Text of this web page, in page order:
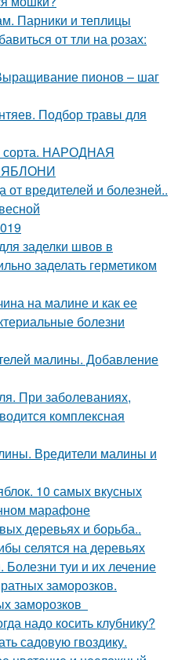
Парники и теплицы
от тли на розах:
пионов – шаг
Подбор травы для
сорта. НАРОДНАЯ
от вредителей и болезней..
заделки швов в
заделать герметиком
на малине и как ее
болезни
малины. Добавление
При заболеваниях,
комплексная
Вредители малины и
10 самых вкусных
марафоне
деревьях и борьба..
селятся на деревьях
Болезни туи и их лечение
заморозков.
заморозков
надо косить клубнику?
садовую гвоздику.